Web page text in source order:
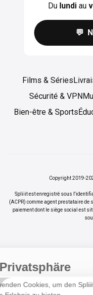
Ihre
Wir verwenden Cookies,
Du lundiau
💬
Films & Séries
Sécurité & VPN
Bien-être & Sports
Copyright 2019-
Spliiit est enregistré sous
(ACPR) comme agent prestataire
paiement dont le siège social est